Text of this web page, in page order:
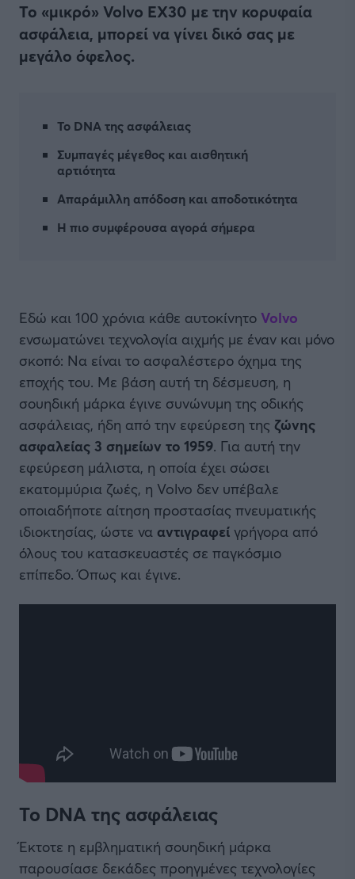
Το «μικρό» Volvo ΕΧ30 με την κορυφαία
ασφάλεια, μπορεί να γίνει δικό σας με
μεγάλο όφελος.
Το DNA της ασφάλειας
Συμπαγές μέγεθος και αισθητική
αρτιότητα
Απαράμιλλη απόδοση και αποδοτικότητα
Η πιο συμφέρουσα αγορά σήμερα
Εδώ και 100 χρόνια κάθε αυτοκίνητο Volvo
ενσωματώνει τεχνολογία αιχμής με έναν και μόνο
σκοπό: Να είναι το ασφαλέστερο όχημα της
εποχής του. Με βάση αυτή τη δέσμευση, η
σουηδική μάρκα έγινε συνώνυμη της οδικής
ασφάλειας, ήδη από την εφεύρεση της ζώνης
ασφαλείας 3 σημείων το 1959. Για αυτή την
εφεύρεση μάλιστα, η οποία έχει σώσει
εκατομμύρια ζωές, η Volvo δεν υπέβαλε
οποιαδήποτε αίτηση προστασίας πνευματικής
ιδιοκτησίας, ώστε να αντιγραφεί γρήγορα από
όλους του κατασκευαστές σε παγκόσμιο
επίπεδο. Όπως και έγινε.
Το DNA της ασφάλειας
Έκτοτε η εμβληματική σουηδική μάρκα
παρουσίασε δεκάδες προηγμένες τεχνολογίες